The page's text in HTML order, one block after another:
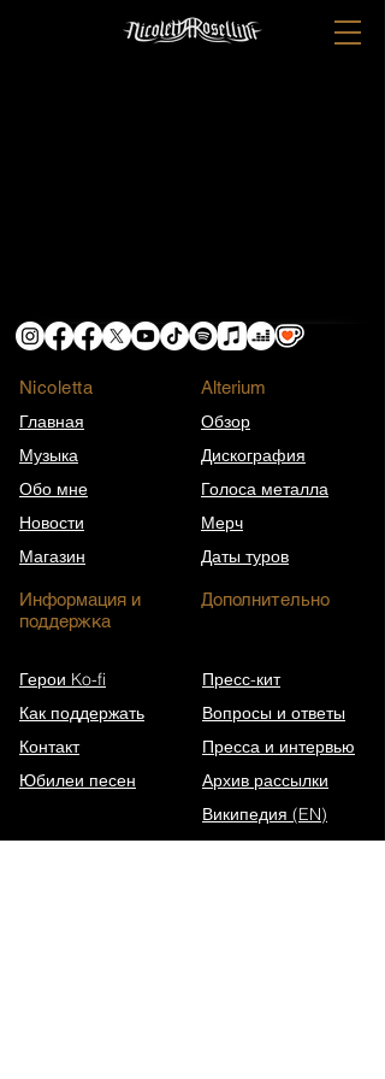
Nicoletta
Главная
Музыка
Обо мне
Новости
Магазин
​Alterium
Обзор
Дискография
Голоса металла
Мерч
Даты туров
Информация и
поддержка
Дополнительно
Герои Ko-fi
Как поддержать
Контакт
Юбилеи песен
Пресс-кит
Вопросы и ответы
Пресса и интервью
Архив рассылки
Википедия (EN)